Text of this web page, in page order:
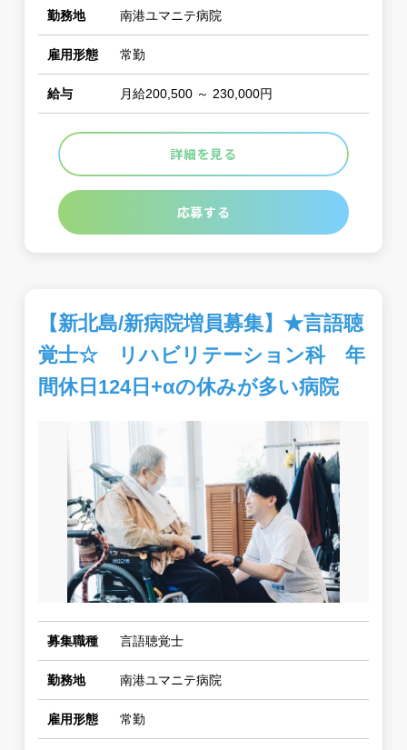
勤務地 南港ユマニテ病院
雇用形態 常勤
給与 月給200,500 ～ 230,000円
詳細を見る
応募する
【新北島/新病院増員募集】★言語聴
覚士☆ リハビリテーション科 年
間休日124日+αの休みが多い病院
募集職種 言語聴覚士
勤務地 南港ユマニテ病院
雇用形態 常勤